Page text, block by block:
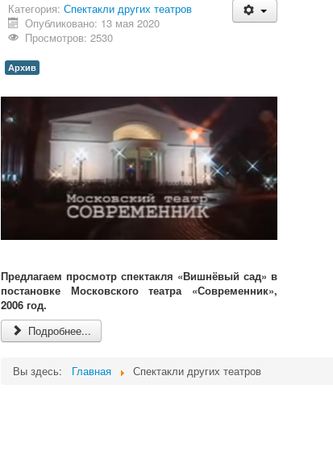
Категория: Спектакли других театров
Опубликовано: 13 мая 2020
Просмотров: 2530
Архив
Предлагаем просмотр спектакля «Вишнёвый сад» в
постановке Московского театра «Современник»,
2006 год.
Подробнее...
Вы здесь: Главная Спектакли других театров